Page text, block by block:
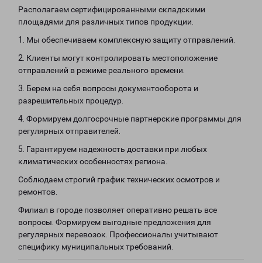
Располагаем сертифицированными складскими
площадями для различных типов продукции.
1. Мы обеспечиваем комплексную защиту отправлений.
2. Клиенты могут контролировать местоположение
отправлений в режиме реального времени.
3. Берем на себя вопросы документооборота и
разрешительных процедур.
4. Формируем долгосрочные партнерские программы для
регулярных отправителей.
5. Гарантируем надежность доставки при любых
климатических особенностях региона.
Соблюдаем строгий график технических осмотров и
ремонтов.
Филиал в городе позволяет оперативно решать все
вопросы. Формируем выгодные предложения для
регулярных перевозок. Профессионалы учитывают
специфику муниципальных требований.